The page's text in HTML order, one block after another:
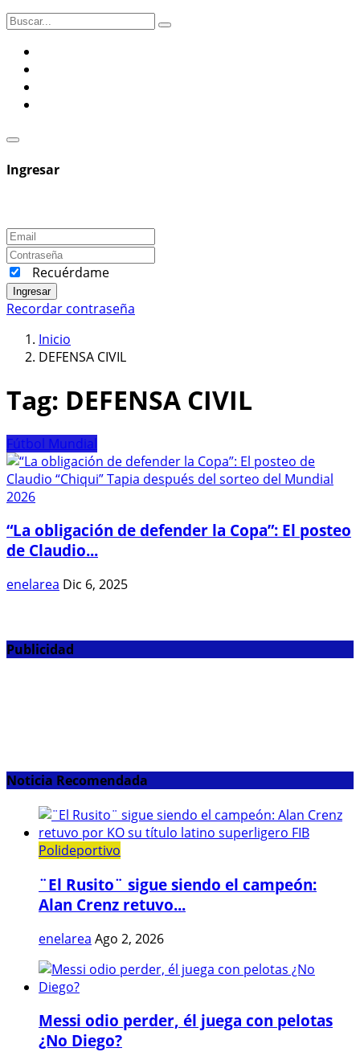
Ingresar
Recuérdame
Ingresar
Recordar contraseña
Inicio
DEFENSA CIVIL
Tag: DEFENSA CIVIL
Fútbol Mundial
“La obligación de defender la Copa”: El posteo
de Claudio...
enelarea Dic 6, 2025
Publicidad
Noticia Recomendada
Polideportivo
¨El Rusito¨ sigue siendo el campeón:
Alan Crenz retuvo...
enelarea Ago 2, 2026
Messi odio perder, él juega con pelotas
¿No Diego?